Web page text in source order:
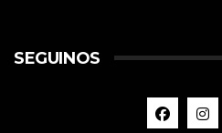
SEGUINOS